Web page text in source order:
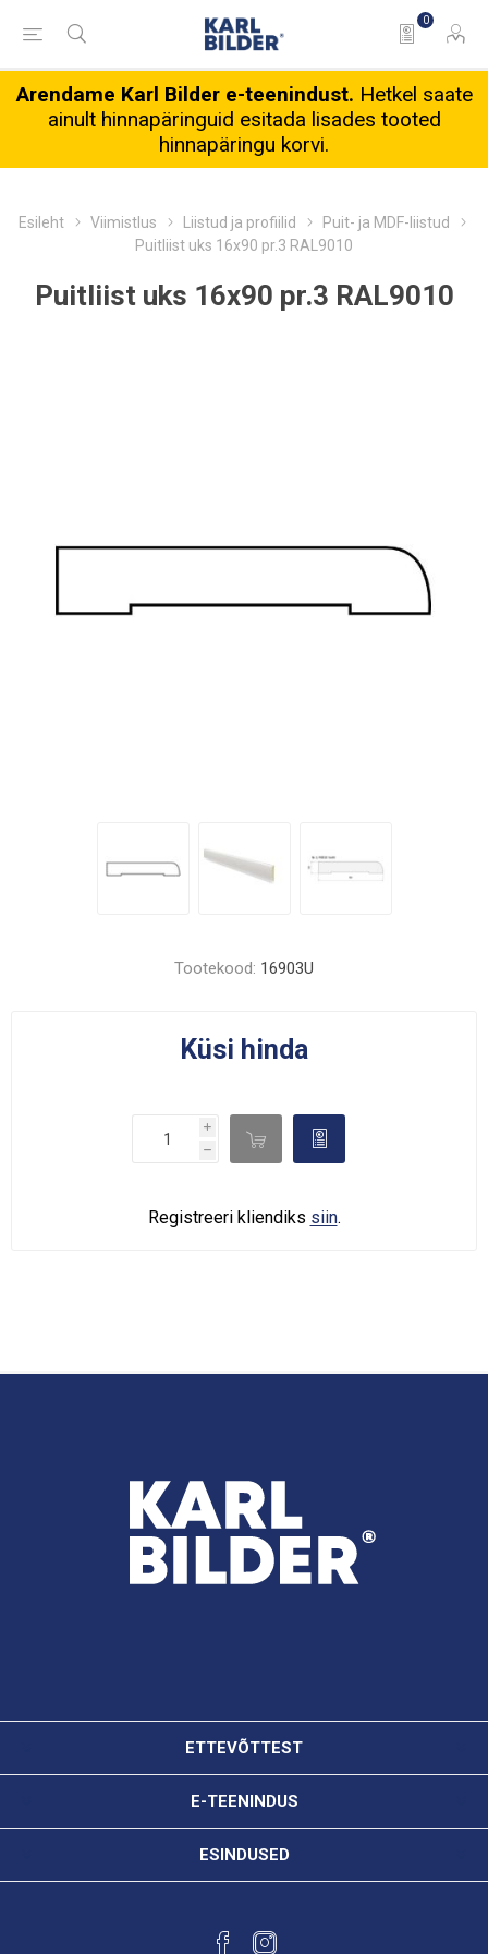
0
Arendame Karl Bilder e-teenindust. Hetkel saate
ainult hinnapäringuid esitada lisades tooted
hinnapäringu korvi.
Esileht Viimistlus Liistud ja profiilid
Puit- ja MDF-liistud
Puitliist uks 16x90 pr.3 RAL9010
Puitliist uks 16x90 pr.3 RAL9010
Tootekood: 16903U
Küsi hinda
i
h
d 
Registreeri kliendiks siin.
ETTEVÕTTEST
E-TEENINDUS
ESINDUSED